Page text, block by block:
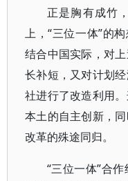
正是胸有成竹
上，“三位一体”的
结合中国实际，对
长补短，又对计划
社进行了改造利用
本土的自主创新，
改革的殊途同归。
“三位一体”合